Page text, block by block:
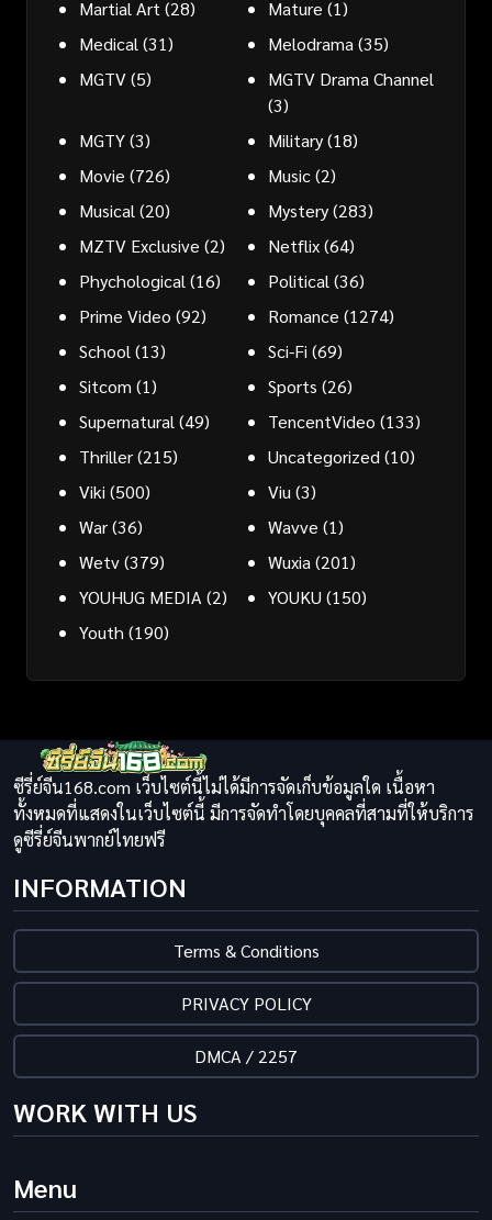
Martial Art (28) Mature (1)
Medical (31) Melodrama (35)
MGTV(5)
MGTV Drama Channel
(3)
MGTY(3) Military(18)
Movie (726) Music(2)
Musical (20) Mystery(283)
MZTV Exclusive (2) Netflix(64)
Phychological (16) Political (36)
Prime Video (92) Romance (1274)
School (13) Sci-Fi (69)
Sitcom (1) Sports (26)
Supernatural (49) TencentVideo (133)
Thriller(215) Uncategorized (10)
Viki (500) Viu (3)
War(36) Wavve (1)
Wetv(379) Wuxia (201)
YOUHUG MEDIA (2) YOUKU (150)
Youth (190)
ซีรี่ย์จีน168.com เว็บไซต์นี้ไม่ได้มีการจัดเก็บข้อมูลใด เนื้อหา
ทั้งหมดที่แสดงในเว็บไซต์นี้ มีการจัดทำโดยบุคคลที่สามที่ให้บริการ
ดูซีรี่ย์จีนพากย์ไทยฟรี
INFORMATION
Terms & Conditions
PRIVACY POLICY
DMCA / 2257
WORK WITH US
Menu